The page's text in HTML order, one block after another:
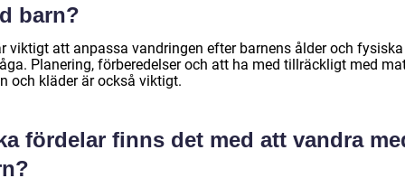
barn?
viktigt att anpassa vandringen efter barnens ålder och fysiska
Planering, förberedelser och att ha med tillräckligt med
och kläder är också viktigt.
fördelar finns det med att vandra